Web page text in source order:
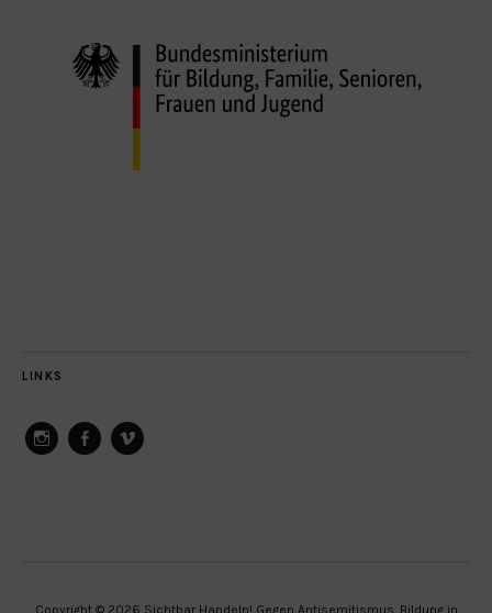
LINKS
Copyright © 2026 Sichtbar Handeln! Gegen Antisemitismus. Bildung in